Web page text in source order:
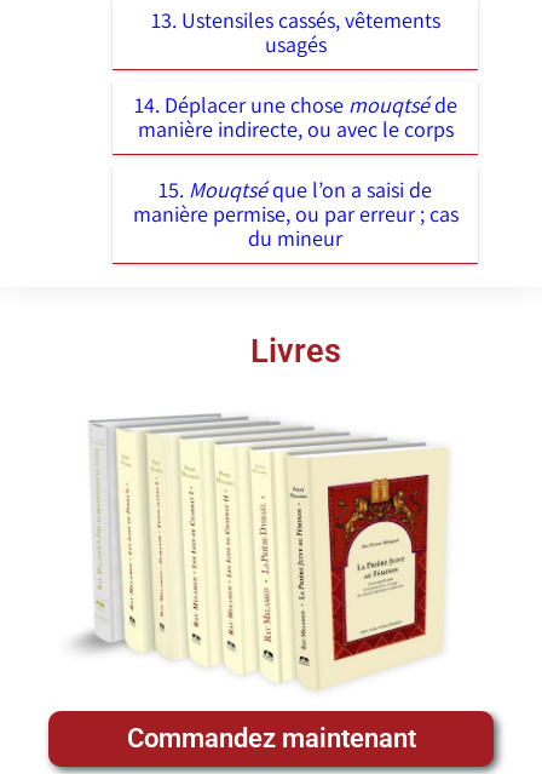
13. Ustensiles cassés, vêtements
usagés
14. Déplacer une chose mouqtséde
manière indirecte, ou avec le corps
15. Mouqtséque l’on a saisi de
manière permise, ou par erreur ; cas
du mineur
Livres
Commandez maintenant